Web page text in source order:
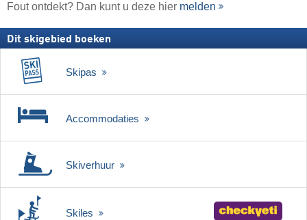
Fout ontdekt? Dan kunt u deze hier melden
Dit skigebied boeken
Skipas
Accommodaties
Skiverhuur
Skiles